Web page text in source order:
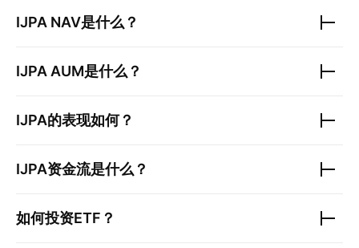
IJPA NAV是什么？
IJPA AUM是什么？
IJPA的表现如何？
IJPA资金流是什么？
如何投资ETF？